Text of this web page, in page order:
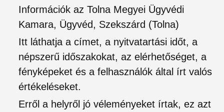
Információk az Tolna Megyei Ügyvédi
Kamara, Ügyvéd, Szekszárd (Tolna)
Itt láthatja a címet, a nyitvatartási időt, a
népszerű időszakokat, az elérhetőséget, a
fényképeket és a felhasználók által írt valós
értékeléseket.
Erről a helyről jó véleményeket írtak, ez azt